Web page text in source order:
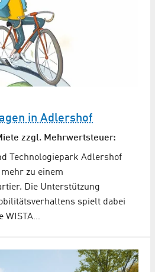
in Adlershof
zzgl. Mehrwertsteuer:
Technologiepark Adlershof
zu einem
Die Unterstützung
spielt dabei
WISTA…